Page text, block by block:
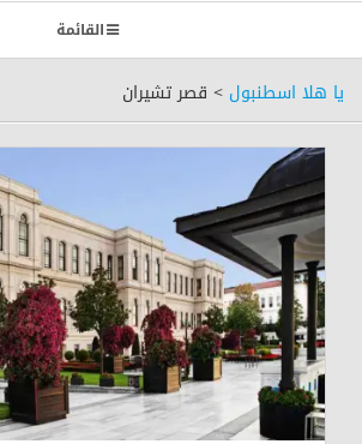
القائمة
يا هلا اسطنبول > قصر تشيران